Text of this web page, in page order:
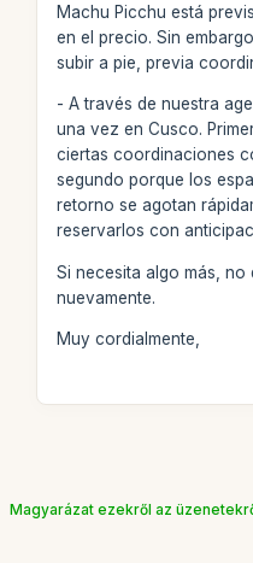
Machu Picchu está
en el precio. Sin
subir a pie, previa
- A través de nuestra
una vez en Cusco.
ciertas coordinaciones
segundo porque los
retorno se agotan
reservarlos con
Si necesita algo más,
nuevamente.
Muy cordialmente,
Magyarázat ezekről az